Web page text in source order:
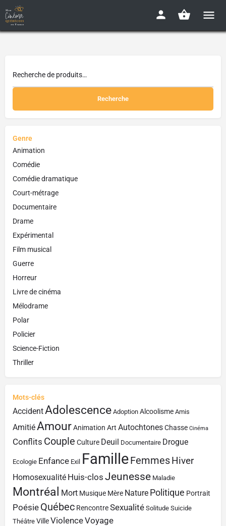
Recherche
Genre
Animation
Comédie
Comédie dramatique
Court-métrage
Documentaire
Drame
Expérimental
Film musical
Guerre
Horreur
Livre de cinéma
Mélodrame
Polar
Policier
Science-Fiction
Thriller
Mots-clés
AccidentAdolescence Adoption Alcoolisme Amis
AmitiéAmourAnimation Art AutochtonesChasse Cinéma
Conflits Couple Culture Deuil Documentaire Drogue
Ecologie Enfance Exil FamilleFemmesHiver
Homosexualité Huis-clos Jeunesse Maladie
Montréal Mort Musique Mère Nature Politique Portrait
Poésie Québec RencontreSexualité Solitude Suicide
Théâtre VilleViolenceVoyage